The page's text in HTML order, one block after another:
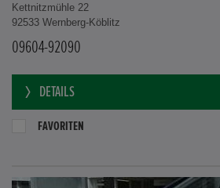
Kettnitzmühle 22
92533 Wernberg-Köblitz
09604-92090
DETAILS
FAVORITEN